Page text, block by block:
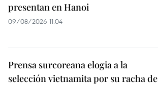
presentan en Hanoi
09/08/2026 11:04
Prensa surcoreana elogia a la
selección vietnamita por su racha de